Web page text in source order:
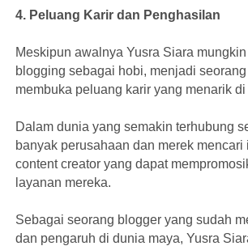
4. Peluang Karir dan Penghasilan
Meskipun awalnya Yusra Siara
blogging sebagai hobi, menjadi
membuka peluang karir yang menarik
Dalam dunia yang semakin terhubung
banyak perusahaan dan merek mencari
content creator yang dapat
layanan mereka.
Sebagai seorang blogger yang sudah
dan pengaruh di dunia maya, Yusra